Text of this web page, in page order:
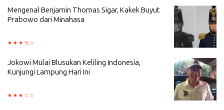
Mengenal Benjamin Thomas Sigar, Kakek Buyut
Prabowo dari Minahasa
Jokowi Mulai Blusukan Keliling Indonesia,
Kunjungi Lampung Hari Ini